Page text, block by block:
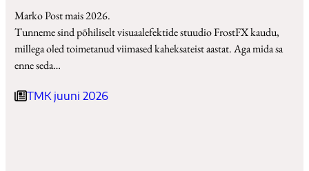
Marko Post mais 2026.
Tunneme sind põhiliselt visuaalefektide stuudio FrostFX kaudu,
millega oled toimetanud viimased kaheksateist aastat. Aga mida sa
enne seda…
TMK juuni 2026